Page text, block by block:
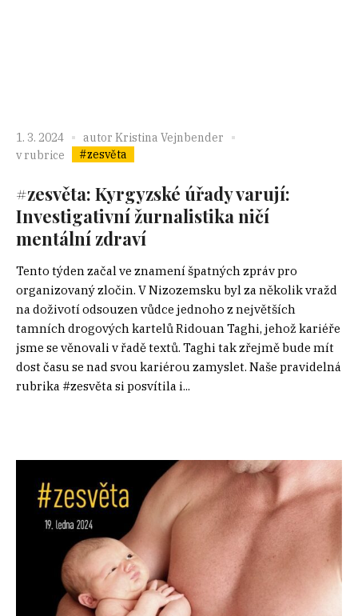
1. 3. 2024 autor Kristina Vejnbender
v rubrice
#zesvěta
#zesvěta: Kyrgyzské úřady varují:
Investigativní žurnalistika ničí
mentální zdraví
Tento týden začal ve znamení špatných zpráv pro
organizovaný zločin. V Nizozemsku byl za několik vražd
na doživotí odsouzen vůdce jednoho z největších
tamních drogových kartelů Ridouan Taghi, jehož kariéře
jsme se věnovali v řadě textů. Taghi tak zřejmě bude mít
dost času se nad svou kariérou zamyslet. Naše pravidelná
rubrika #zesvěta si posvítila i...